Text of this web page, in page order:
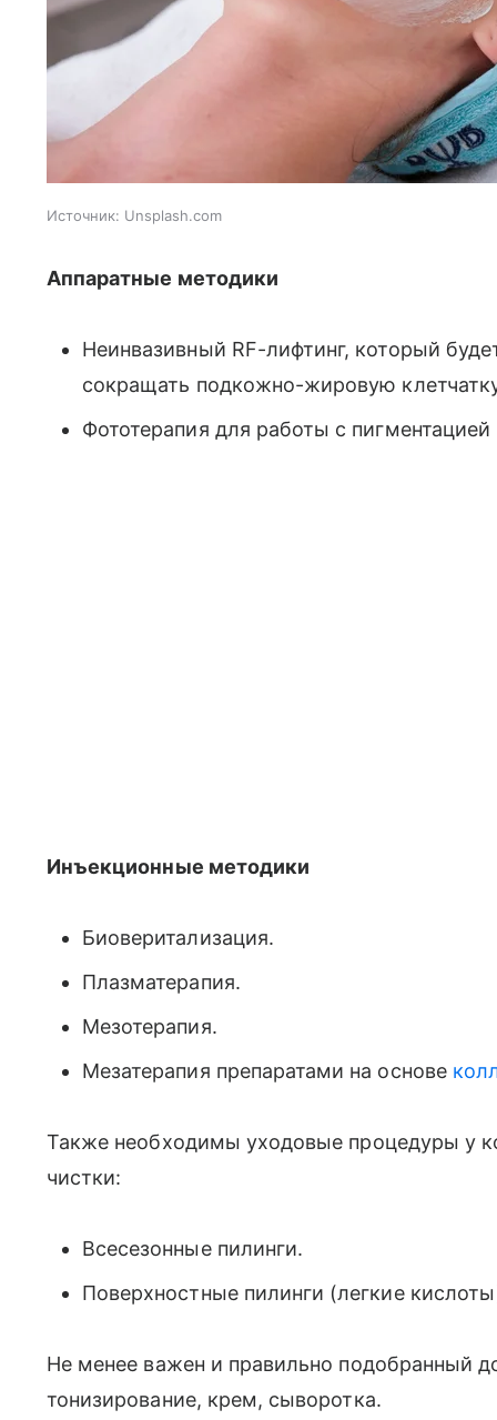
Источник: Unsplash.com
Аппаратные методики
Неинвазивный RF-лифтинг, который
сокращать подкожно-жировую
Фототерапия для работы с
Инъекционные методики
Биоверитализация.
Плазматерапия.
Мезотерапия.
Мезатерапия препаратами на основе
Также необходимы уходовые процедуры у
чистки:
Всесезонные пилинги.
Поверхностные пилинги (легкие
Не менее важен и правильно подобранный
тонизирование, крем, сыворотка.